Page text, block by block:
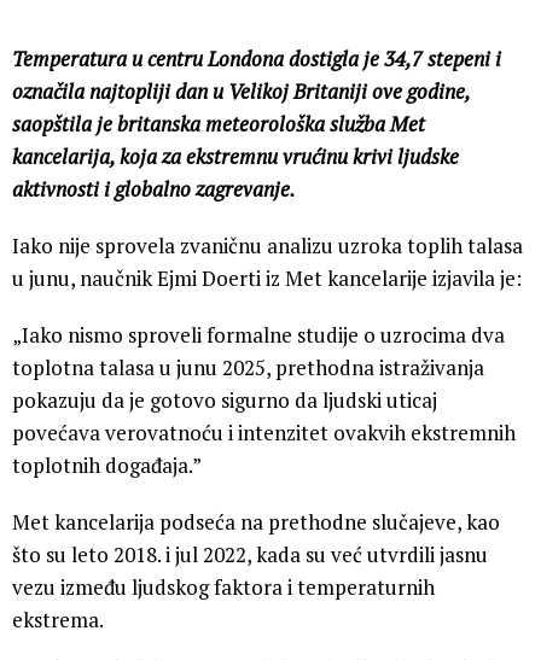
Temperatura u centru Londona dostigla je 34,7 stepeni i
označila najtopliji dan u Velikoj Britaniji ove godine,
saopštila je britanska meteorološka služba Met
kancelarija, koja za ekstremnu vrućinu krivi ljudske
aktivnosti i globalno zagrevanje.
Iako nije sprovela zvaničnu analizu uzroka toplih talasa
u junu, naučnik Ejmi Doerti iz Met kancelarije izjavila je:
„Iako nismo sproveli formalne studije o uzrocima dva
toplotna talasa u junu 2025, prethodna istraživanja
pokazuju da je gotovo sigurno da ljudski uticaj
povećava verovatnoću i intenzitet ovakvih ekstremnih
toplotnih događaja.”
Met kancelarija podseća na prethodne slučajeve, kao
što su leto 2018. i jul 2022, kada su već utvrdili jasnu
vezu između ljudskog faktora i temperaturnih
ekstrema.